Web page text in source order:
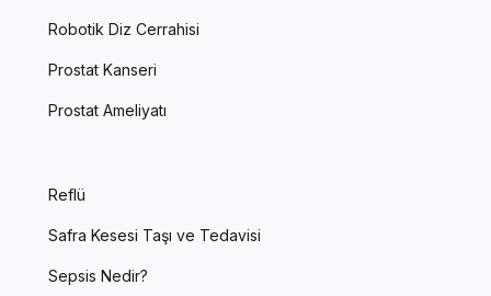
Robotik Diz Cerrahisi
Prostat Kanseri
Prostat Ameliyatı
Reflü
Safra Kesesi Taşı ve Tedavisi
Sepsis Nedir?